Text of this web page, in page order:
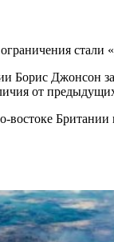
стали
Борис Джонсон
от